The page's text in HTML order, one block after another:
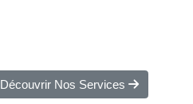
Découvrir Nos Services